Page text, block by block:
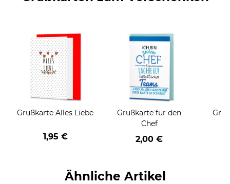
Grußkarte Alles Liebe
1,95 €
Grußkarte für den
Chef
2,00 €
Ähnliche Artikel